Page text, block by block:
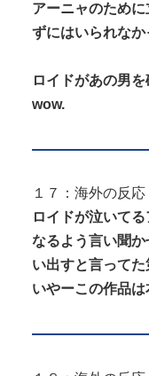
アーニャのため
ずにはいられなか
ロイドがあの男
wow.
１７：海外の反応
ロイドが泣いて
なるよう言い聞
い出すと言ってた
いやーこの作品は